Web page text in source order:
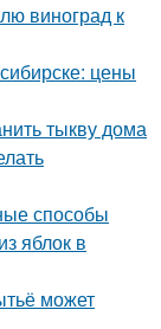
виноград к
цены
тыкву дома
способы
яблок в
может